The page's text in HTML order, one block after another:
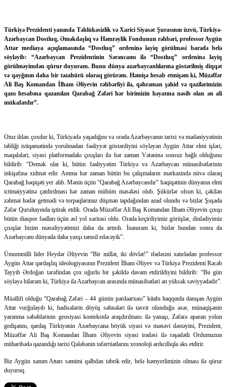
Türkiyə Prezidenti yanında Təhlükəsizlik və Xarici Siyasət Şurasının üzvü, Türkiyə-
Azərbaycan Dostluq, Əməkdaşlıq və Həmrəylik Fondunun rəhbəri, professor Aygün
Attar mediaya açıqlamasında “Dostluq” ordeninə layiq görülməsi barədə belə
söyləyib: “Azərbaycan Prezidentinin Sərəncamı ilə “Dostluq” ordeninə layiq
görülməyimdən qürur duyuram. Bunu dünya azərbaycanlılarına göstərilmiş diqqət
və qayğının daha bir təzahürü olaraq görürəm. Həmişə hesab etmişəm ki, Müzəffər
Ali Baş Komandan İlham Əliyevin rəhbərliyi ilə, qəhrəman şəhid və qazilərimizin
qanı hesabına qazanılan Qarabağ Zəfəri hər birimizin həyatına nəsib olan ən ali
mükafatdır”.
Otuz ildən çoxdur ki, Türkiyədə yaşadığını və orada Azərbaycanın tarixi və mədəniyyətinin
təbliği istiqamətində yorulmadan fəaliyyət göstərdiyini söyləyən Aygün Attar elmi işləri,
məqalələri, siyasi platformadakı çıxışları ilə hər zaman Vətəninə sonsuz bağlı olduğunu
bildirib: “Demək olar ki, bütün fəaliyyətim Türkiyə və Azərbaycan münasibətlərinin
inkişafına xidmət edir. Amma hər zaman bütün bu çalışmaların mərkəzində nüvə olaraq
Qarabağ həqiqəti yer alıb. Mənin üçün “Qarabağ Azərbaycandır” həqiqətinin dünyanın elmi
ictimaiyyətinə çatdırılması hər zaman mühüm məsələsi olub. Şükürlər olsun ki, çəkilən
zəhmət hədər getmədi və torpaqlarımız düşmən tapdağından azad olundu və bizlər Şuşada
Zəfər Qurultayında iştirak etdik. Orada Müzəffər Ali Baş Komandan İlham Əliyevin çıxışı
bütün diaspor fəalları üçün əsl yol xəritəsi oldu. Orada keçirdiyimiz görüşlər, dinlədiyimiz
çıxışlar bizim məsuliyyətimizi daha da artırdı. İnanıram ki, bizlər bundan sonra da
Azərbaycanı dünyada daha yaxşı təmsil edəcəyik”.
Ümummilli lider Heydər Əliyevin “Bir millət, iki dövlət!” ifadəsini xatırladan professor
Aygün Attar qardaşlıq ideologiyasının Prezident İlham Əliyev və Türkiyə Prezidenti Rəcəb
Tayyib Ərdoğan tərəfindən çox uğurlu bir şəkildə davam etdirildiyini bildirib: “Bu gün
söyləyə bilərəm ki, Türkiyə ilə Azərbaycan arasında münasibətləri ən yüksək səviyyədədir”.
Müəllifi olduğu “Qarabağ Zəfəri – 44 günün pərdəarxası” kitabı haqqında danışan Aygün
Attar vurğulayıb ki, hadisələrin döyüş səhnələri ilə təsvir olunduğu əsər, münaqişənin
yaranma səbəblərinin geosiyasi kontekstdə araşdırılması ilə yanaşı, Zəfərə aparan yolun
gedişatını, qardaş Türkiyənin Azərbaycana böyük siyasi və mənəvi dəstəyini, Prezident,
Müzəffər Ali Baş Komandan İlham Əliyevin siyasi iradəsi ilə rəşadətli Ordumuzun
müharibədə qazandığı tarixi Qələbənin təfərrüatlarını xronoloji ardıcıllıqla əks etdirir.
Biz Aygün xanım Attarı səmimi qəlbdən təbrik edir, belə həmyerlimizin olması ilə qürur
duyuruq.